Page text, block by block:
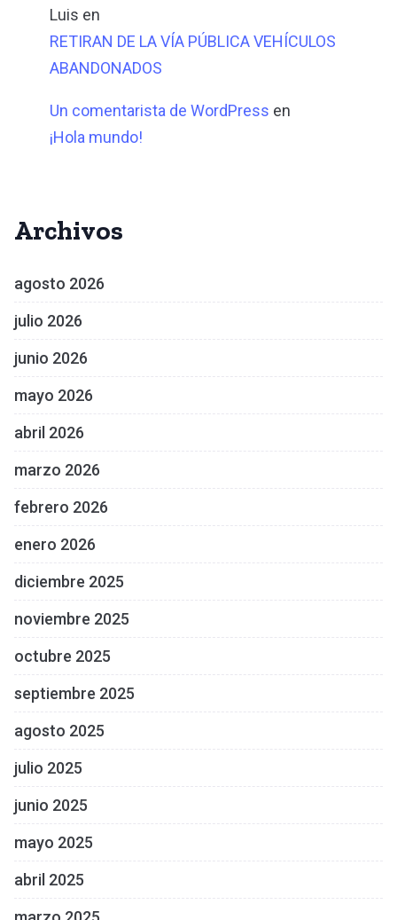
Luis en
RETIRAN DE LA VÍA PÚBLICA VEHÍCULOS
ABANDONADOS
Un comentarista de WordPress en
¡Hola mundo!
Archivos
agosto 2026
julio 2026
junio 2026
mayo 2026
abril 2026
marzo 2026
febrero 2026
enero 2026
diciembre 2025
noviembre 2025
octubre 2025
septiembre 2025
agosto 2025
julio 2025
junio 2025
mayo 2025
abril 2025